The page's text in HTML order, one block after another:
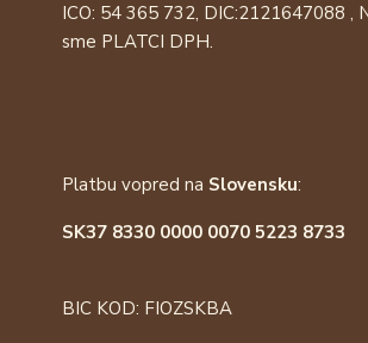
ICO: 54 365 732, DIC:2121647088 ,
sme PLATCI DPH.
Platbu vopred na Slovensku:
SK37 8330 0000 0070 5223
BIC KOD: FIOZSKBA